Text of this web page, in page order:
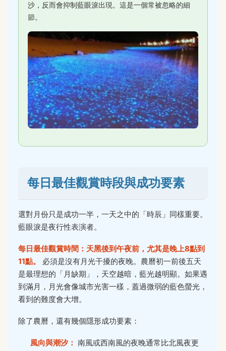
沙，反而會抑制藍眼淚出現。這是一個常被忽略的細
節。
每日最佳觀賞時段與成功要素
選對月份只是成功一半，一天之中的「時辰」同樣重要。
藍眼淚是夜行性表演者。
每日最佳觀賞時間：天黑後到午夜前，尤其是晚上8點到
11點。
必須是沒有月光干擾的夜晚。農曆初一前後五天
是最理想的「月缺期」，天空越暗，藍光越明顯。如果遇
到滿月，月光會像城市光害一樣，蓋過微弱的藍色螢光，
看到的難度會大增。
除了農曆，還有幾個隱形成功要素：
風向與潮汐： 南風或西南風的夜晚通常比北風夜更